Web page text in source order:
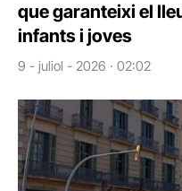
que garanteixi el
infants i joves
9 - juliol - 2026 · 02:02